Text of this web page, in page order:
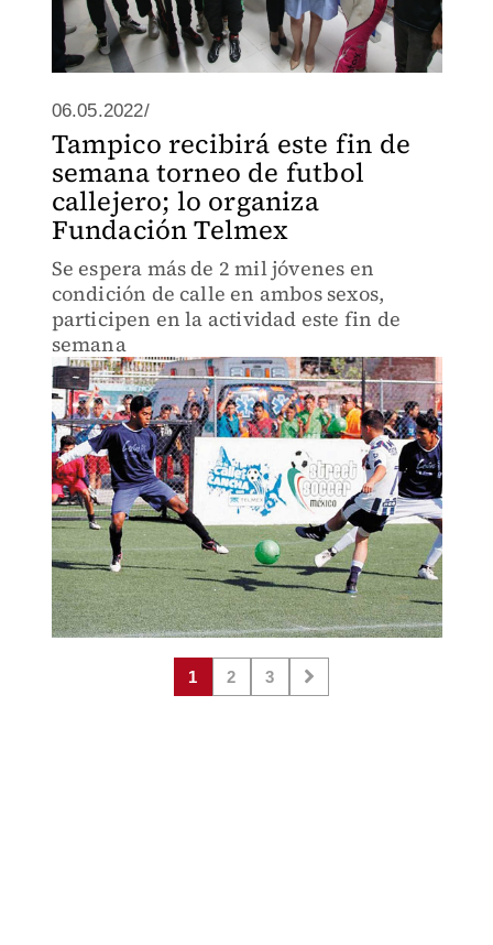
06.05.2022/
Tampico recibirá este fin de
semana torneo de futbol
callejero; lo organiza
Fundación Telmex
Se espera más de 2 mil jóvenes en
condición de calle en ambos sexos,
participen en la actividad este fin de
semana
1 2 3